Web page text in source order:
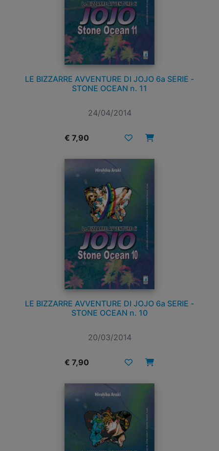
LE BIZZARRE AVVENTURE DI JOJO 6a SERIE -
STONE OCEAN n. 11
24/04/2014
€ 7,90
LE BIZZARRE AVVENTURE DI JOJO 6a SERIE -
STONE OCEAN n. 10
20/03/2014
€ 7,90